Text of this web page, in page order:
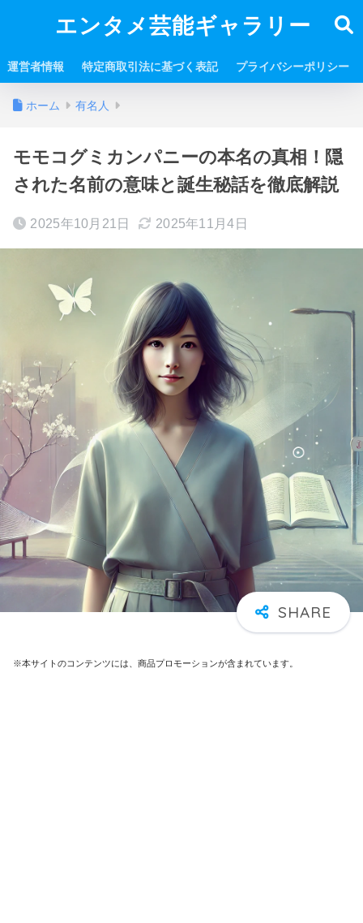
エンタメ芸能ギャラリー
運営者情報 特定商取引法に基づく表記 プライバシーポリシー
ホーム 有名人
モモコグミカンパニーの本名の真相！隠
された名前の意味と誕生秘話を徹底解説
2025年10月21日 2025年11月4日
※本サイトのコンテンツには、商品プロモーションが含まれています。